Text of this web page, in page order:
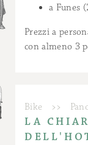
a Funes
Prezzi a
con almeno 3
Bike >>
LA